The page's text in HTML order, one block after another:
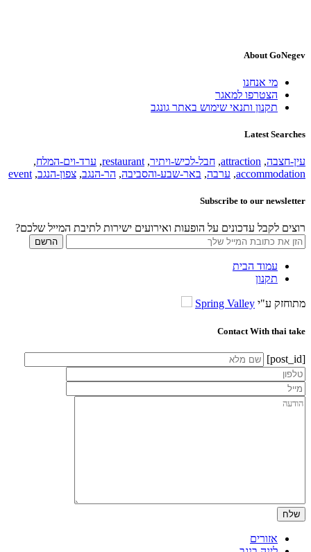
About GoNegev
מי אנחנו
הצטרפו למאגר
תקנון ותנאי שימוש באתר גונגב
Latest Searches
עין-חצבה,
attraction
, חבל-לכיש-ויתיר,
restaurant
, ערד-וים-המלח,
accommodation
, ערבה, באר-שבע-והסביבה, הר-הנגב, צפון-הנגב,
event
Subscribe to our newsletter
רוצים לקבל עדכונים על הופעות ואירועים ישירות לתיבת המייל שלכם?
עמוד הבית
תקנון
מתוחזק ע"י Spring Valley
Contact With thai take
[post_id]
אזורים